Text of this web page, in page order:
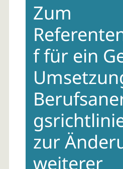
contentZum
f für ein
zur
weiterer